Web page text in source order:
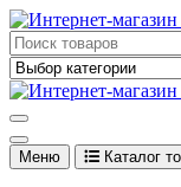
Перейти
к
содержимому
Edupress Uzbekistan,
английском языке
английском языке
Меню Каталог